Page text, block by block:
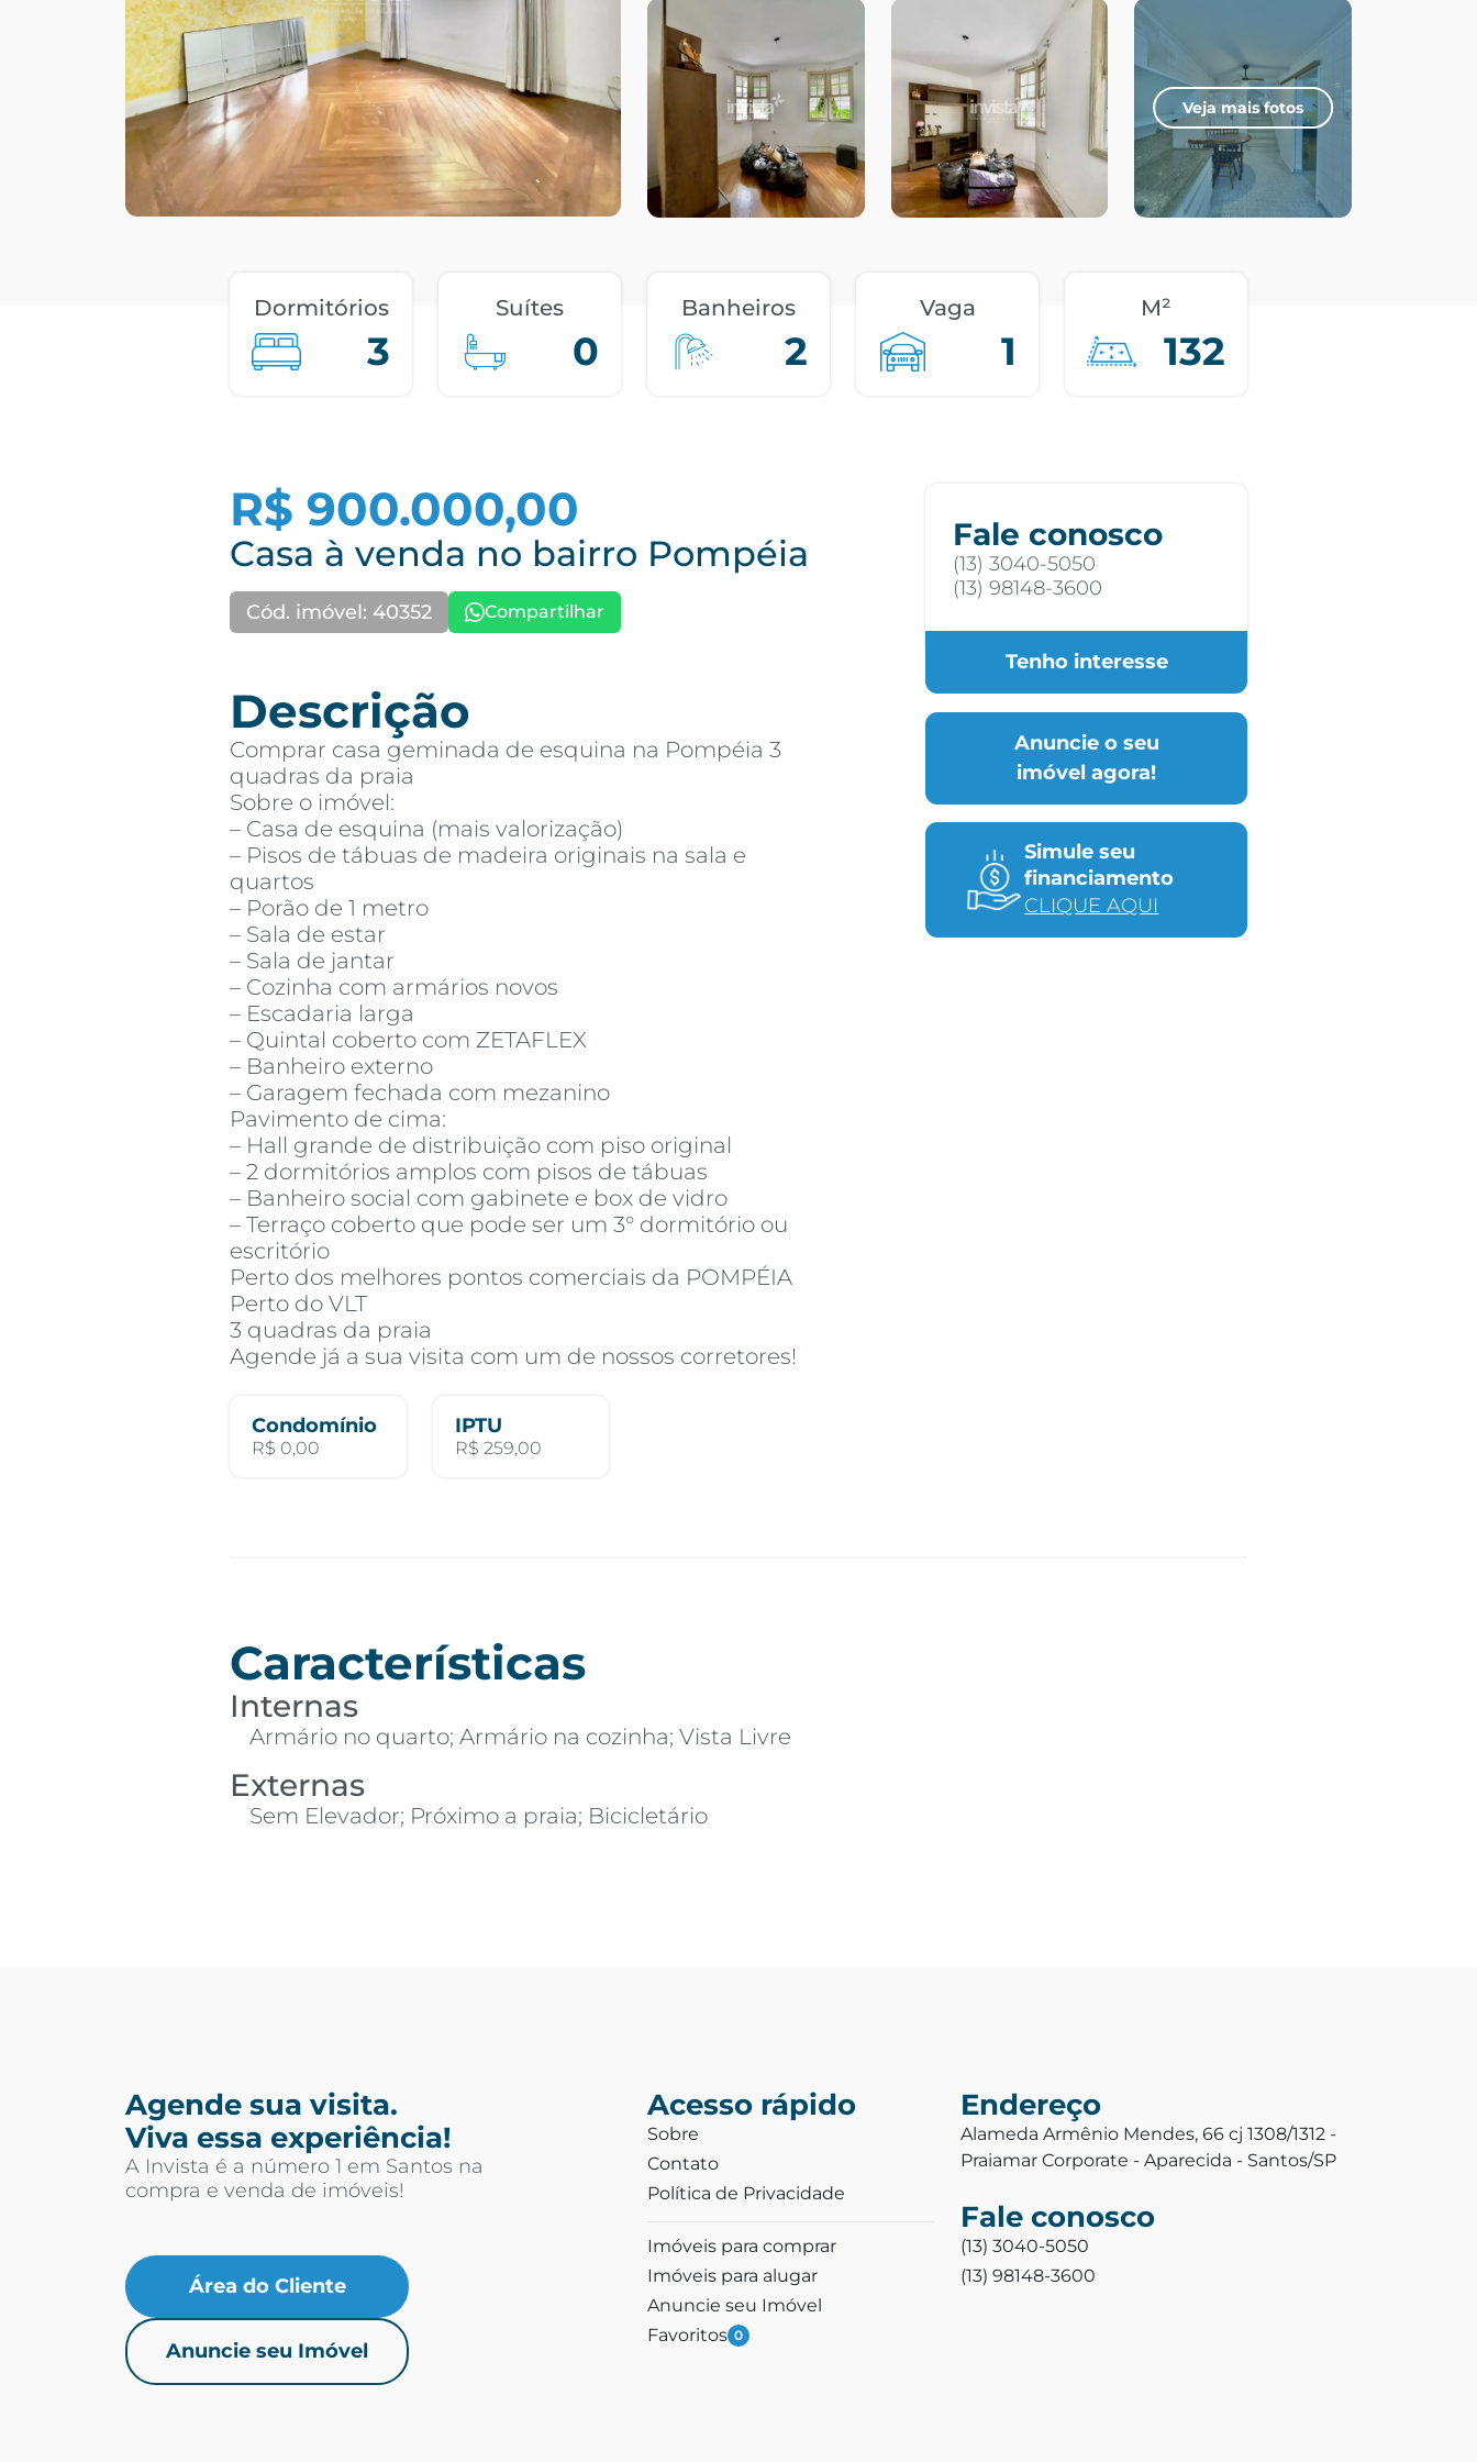
Veja mais fotos
Dormitórios
3
Suítes
0
Banheiros
2
Vaga
1
M²
132
R$ 900.000,00
Casa à venda no bairro Pompéia
Cód. imóvel: 40352 Compartilhar
Descrição
Comprar casa geminada de esquina na Pompéia 3
quadras da praia
Sobre o imóvel:
– Casa de esquina (mais valorização)
– Pisos de tábuas de madeira originais na sala e
quartos
– Porão de 1 metro
– Sala de estar
– Sala de jantar
– Cozinha com armários novos
– Escadaria larga
– Quintal coberto com ZETAFLEX
– Banheiro externo
– Garagem fechada com mezanino
Pavimento de cima:
– Hall grande de distribuição com piso original
– 2 dormitórios amplos com pisos de tábuas
– Banheiro social com gabinete e box de vidro
– Terraço coberto que pode ser um 3° dormitório ou
escritório
Perto dos melhores pontos comerciais da POMPÉIA
Perto do VLT
3 quadras da praia
Agende já a sua visita com um de nossos corretores!
Condomínio
R$ 0,00
IPTU
R$ 259,00
Fale conosco
(13) 3040-5050
(13) 98148-3600
Tenho interesse
Anuncie o seu
imóvel agora!
Simule seu
financiamento
CLIQUE AQUI
Características
Internas
Armário no quarto; Armário na cozinha; Vista Livre
Externas
Sem Elevador; Próximo a praia; Bicicletário
Agende sua visita.
Viva essa experiência!
A Invista é a número 1 em Santos na
compra e venda de imóveis!
Área do Cliente
Anuncie seu Imóvel
Acesso rápido
Sobre
Contato
Política de Privacidade
Imóveis para comprar
Imóveis para alugar
Anuncie seu Imóvel
Favoritos 0
Endereço
Alameda Armênio Mendes, 66 cj 1308/1312 -
Praiamar Corporate - Aparecida - Santos/SP
Fale conosco
(13) 3040-5050
(13) 98148-3600